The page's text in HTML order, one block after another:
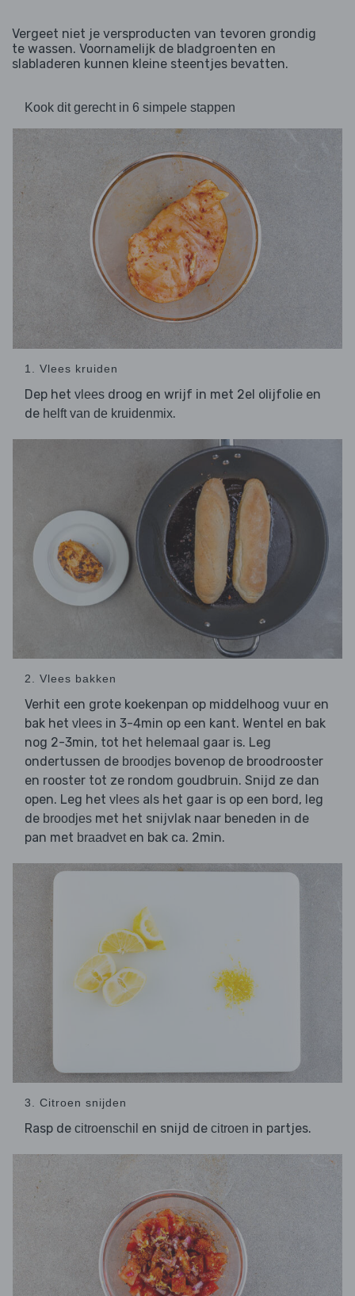
Vergeet niet je versproducten van tevoren grondig
te wassen. Voornamelijk de bladgroenten en
slabladeren kunnen kleine steentjes bevatten.
Kook dit gerecht in 6 simpele stappen
1. Vlees kruiden
Dep het vlees droog en wrijf in met 2el olijfolie en
de helft van de kruidenmix.
2. Vlees bakken
Verhit een grote koekenpan op middelhoog vuur en
bak het vlees in 3-4min op een kant. Wentel en bak
nog 2-3min, tot het helemaal gaar is. Leg
ondertussen de broodjes bovenop de broodrooster
en rooster tot ze rondom goudbruin. Snijd ze dan
open. Leg het vlees als het gaar is op een bord, leg
de broodjes met het snijvlak naar beneden in de
pan met braadveten bak ca. 2min.
3. Citroen snijden
Rasp de citroenschil en snijd de citroen in partjes.